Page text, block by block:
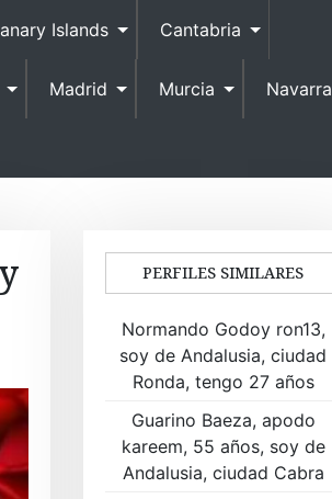
Islands Cantabria
Madrid Murcia Navarra
PERFILES SIMILARES
Normando Godoy ron13,
soy de Andalusia, ciudad
Ronda, tengo 27 años
Guarino Baeza, apodo
kareem, 55 años, soy de
Andalusia, ciudad Cabra